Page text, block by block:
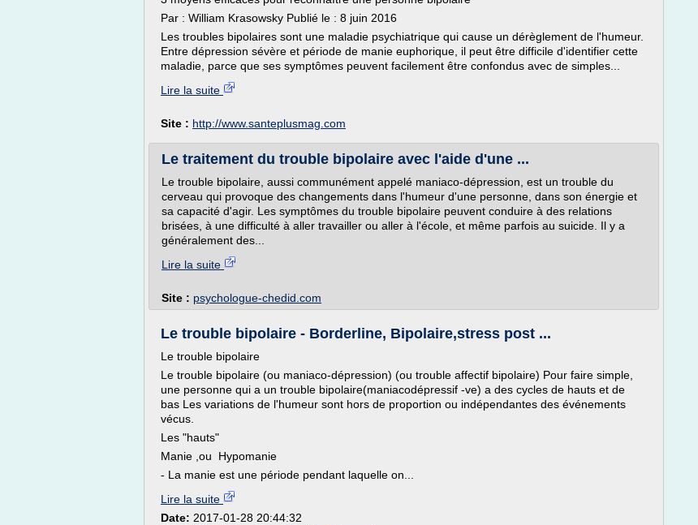
Par : William Krasowsky Publié le : 8 juin 2016
Les troubles bipolaires sont une maladie psychiatrique qui cause un dérèglement de l'humeur.
Entre dépression sévère et période de manie euphorique, il peut être difficile d'identifier cette
maladie, parce que ses symptômes peuvent facilement être confondus avec de simples...
Lire la suite
Site : http://www.santeplusmag.com
Le traitement du trouble bipolaire avec l'aide d'une ...
Le trouble bipolaire, aussi communément appelé maniaco-dépression, est un trouble du
cerveau qui provoque des changements dans l'humeur d'une personne, dans son énergie et
sa capacité d'agir. Les symptômes du trouble bipolaire peuvent conduire à des relations
brisées, à une difficulté à aller travailler ou aller à l'école, et même parfois au suicide. Il y a
généralement des...
Lire la suite
Site : psychologue-chedid.com
Le trouble bipolaire - Borderline, Bipolaire,stress post ...
Le trouble bipolaire
Le trouble bipolaire (ou maniaco-dépression) (ou trouble affectif bipolaire) Pour faire simple,
une personne qui a un trouble bipolaire(maniacodépressif -ve) a des cycles de hauts et de
bas Les variations de l'humeur sont hors de proportion ou indépendantes des événements
vécus.
Les "hauts"
Manie ,ou Hypomanie
- La manie est une période pendant laquelle on...
Lire la suite
Date: 2017-01-28 20:44:32